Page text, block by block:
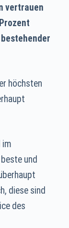
vertrauen
höchsten
im
und
diese sind
des